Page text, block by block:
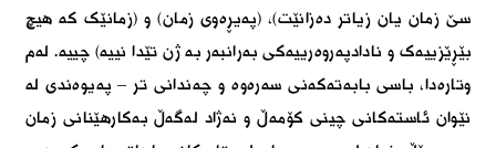
سێ زمان یان زیاتر دەزانێت)، (پەیڕەوی زمان) و (زمانێک کە هیچ
بێڕێزییەک و نادادپەروەرییەکی بەرانبەر بە ژن تێدا نییە) چییە. لەم
وتارەدا، باسی بابەتەکەنی سەرەوە و چەندانی تر – پەیوەندی لە
نێوان ئاستەکانی چینی کۆمەڵ و نەژاد لەگەڵ بەکارهێنانی زمان